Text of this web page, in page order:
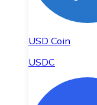
USD Coin
USDC